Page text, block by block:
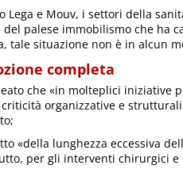
Lega e Mouv, i settori della
del palese immobilismo che ha
tale situazione non è in alcun
completa
che «in molteplici iniziative
organizzative e
«della lunghezza eccessiva
per gli interventi chirurgici